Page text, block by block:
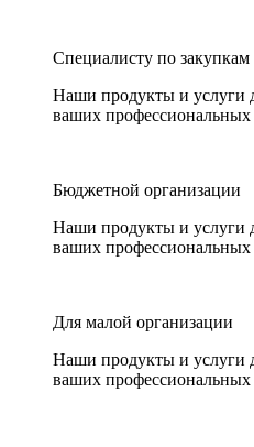
Специалисту по закупкам
Наши продукты и услуги
ваших профессиональных
Бюджетной организации
Наши продукты и услуги
ваших профессиональных
Для малой организации
Наши продукты и услуги
ваших профессиональных